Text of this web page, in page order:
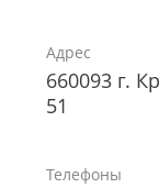
Адрес
660093 г.
51
Телефоны